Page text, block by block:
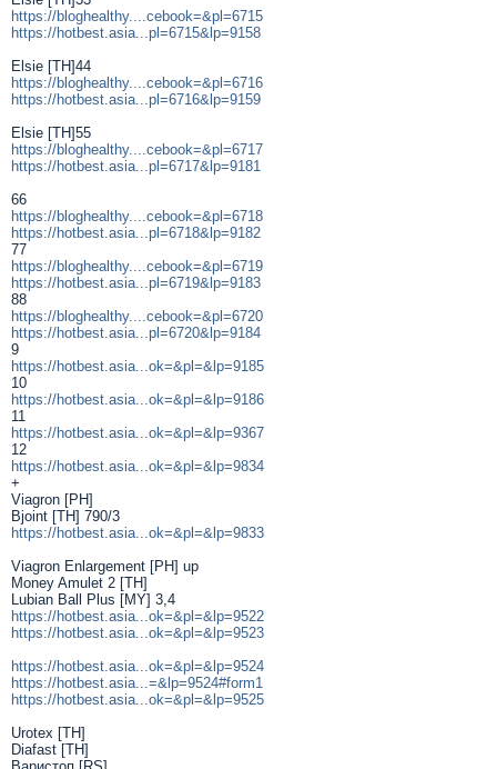
https://bloghealthy....cebook=&pl=6715
https://hotbest.asia...pl=6715&lp=9158
Elsie [TH]44
https://bloghealthy....cebook=&pl=6716
https://hotbest.asia...pl=6716&lp=9159
Elsie [TH]55
https://bloghealthy....cebook=&pl=6717
https://hotbest.asia...pl=6717&lp=9181
66
https://bloghealthy....cebook=&pl=6718
https://hotbest.asia...pl=6718&lp=9182
77
https://bloghealthy....cebook=&pl=6719
https://hotbest.asia...pl=6719&lp=9183
88
https://bloghealthy....cebook=&pl=6720
https://hotbest.asia...pl=6720&lp=9184
9
https://hotbest.asia...ok=&pl=&lp=9185
10
https://hotbest.asia...ok=&pl=&lp=9186
11
https://hotbest.asia...ok=&pl=&lp=9367
12
https://hotbest.asia...ok=&pl=&lp=9834
+
Viagron [PH]
Bjoint [TH] 790/3
https://hotbest.asia...ok=&pl=&lp=9833
Viagron Enlargement [PH] up
Money Amulet 2 [TH]
Lubian Ball Plus [MY] 3,4
https://hotbest.asia...ok=&pl=&lp=9522
https://hotbest.asia...ok=&pl=&lp=9523
https://hotbest.asia...ok=&pl=&lp=9524
https://hotbest.asia...=&lp=9524#form1
https://hotbest.asia...ok=&pl=&lp=9525
Urotex [TH]
Diafast [TH]